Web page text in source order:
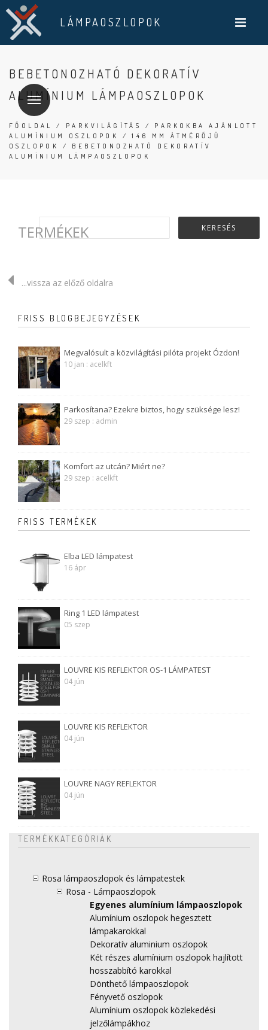
LÁMPAOSZLOPOK
BEBETONOZHATÓ DEKORATÍV
ALUMÍNIUM LÁMPAOSZLOPOK
FŐOLDAL / PARKVILÁGÍTÁS / PARKOKBA AJÁNLOTT
ALUMÍNIUM OSZLOPOK
/146 MM ÁTMÉRŐJŰ
OSZLOPOK
/ BEBETONOZHATÓ DEKORATÍV
ALUMÍNIUM LÁMPAOSZLOPOK
TERMÉKEK
...vissza az előző oldalra
FRISS BLOGBEJEGYZÉSEK
Megvalósult a közvilágítási pilóta projekt Ózdon!
10 jan : acelkft
Parkosítana? Ezekre biztos, hogy szüksége lesz!
29 szep : admin
Komfort az utcán? Miért ne?
29 szep : acelkft
FRISS TERMÉKEK
Elba LED lámpatest
16 ápr
Ring 1 LED lámpatest
05 szep
LOUVRE KIS REFLEKTOR OS-1 LÁMPATEST
04 jún
LOUVRE KIS REFLEKTOR
04 jún
LOUVRE NAGY REFLEKTOR
04 jún
TERMÉKKATEGÓRIÁK
Rosa lámpaoszlopok és lámpatestek
Rosa - Lámpaoszlopok
Egyenes alumínium lámpaoszlopok
Alumínium oszlopok hegesztett
lámpakarokkal
Dekoratív aluminium oszlopok
Két részes alumínium oszlopok hajlított
hosszabbító karokkal
Dönthető lámpaoszlopok
Fényvető oszlopok
Alumínium oszlopok közlekedési
jelzőlámpákhoz